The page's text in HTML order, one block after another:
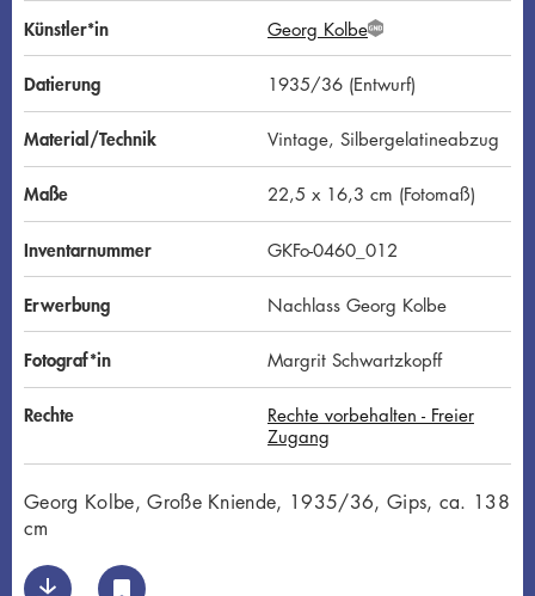
Künstler*in Georg KolbeG
N
D
Datierung 1935/36 (Entwurf)
Material/Technik Vintage, Silbergelatineabzug
Maße 22,5 x 16,3 cm (Fotomaß)
Inventarnummer GKFo-0460_012
Erwerbung Nachlass Georg Kolbe
Fotograf*in Margrit Schwartzkopff
Rechte
Rechte vorbehalten - Freier
Zugang
Georg Kolbe, Große Kniende, 1935/36, Gips, ca. 138
cm